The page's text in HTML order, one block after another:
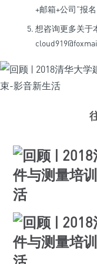
+邮箱+公司”报名
想咨询更多关于